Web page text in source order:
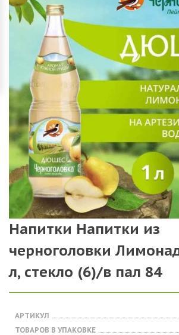
Напитки Напитки из
черноголовки
л, стекло (6)/в пал 84
АРТИКУЛ
ТОВАРОВ В УПАКОВКЕ